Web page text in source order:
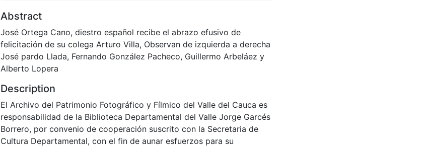
Abstract
José Ortega Cano, diestro español recibe el abrazo efusivo de
felicitación de su colega Arturo Villa, Observan de izquierda a derecha
José pardo Llada, Fernando González Pacheco, Guillermo Arbeláez y
Alberto Lopera
Description
El Archivo del Patrimonio Fotográfico y Fílmico del Valle del Cauca es
responsabilidad de la Biblioteca Departamental del Valle Jorge Garcés
Borrero, por convenio de cooperación suscrito con la Secretaria de
Cultura Departamental, con el fin de aunar esfuerzos para su